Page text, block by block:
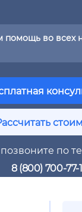
помощь во всех
по
8 (800) 700-77-